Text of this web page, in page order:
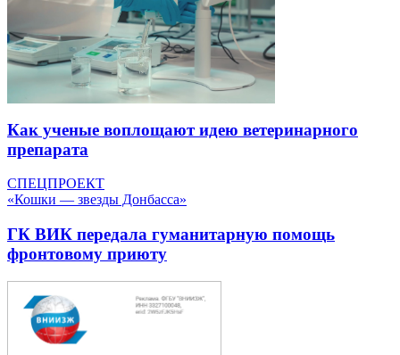
Как ученые воплощают идею ветеринарного
препарата
СПЕЦПРОЕКТ
«Кошки — звезды Донбасса»
ГК ВИК передала гуманитарную помощь
фронтовому приюту